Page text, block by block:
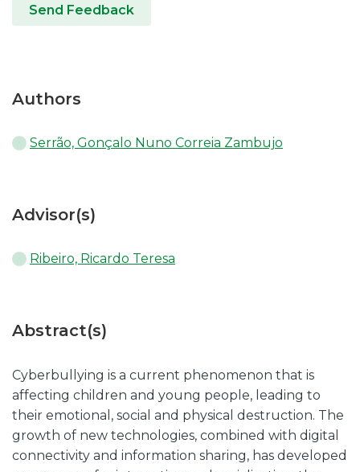
Send Feedback
Authors
Serrão, Gonçalo Nuno Correia Zambujo
Advisor(s)
Ribeiro, Ricardo Teresa
Abstract(s)
Cyberbullying is a current phenomenon that is
affecting children and young people, leading to
their emotional, social and physical destruction. The
growth of new technologies, combined with digital
connectivity and information sharing, has developed